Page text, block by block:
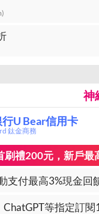
神
U Bear信用卡
鈦金商務
禮200元，新戶最
支付最高3%現金回
等指定訂閱